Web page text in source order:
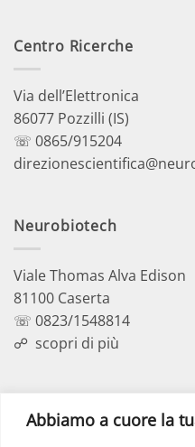
Abbiamo a cuore la
Centro Ricerche
Via dell’Elettronica
86077 Pozzilli (IS)
☏ 0865/915204
Neurobiotech
Viale Thomas Alva Edison
81100 Caserta
☏ 0823/1548814
☍ scopri di più